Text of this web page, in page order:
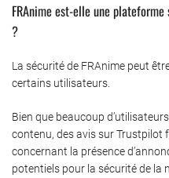
FRAnime est-elle une
?
La sécurité de FRAnime peut
certains utilisateurs.
Bien que beaucoup
contenu, des avis sur
concernant la présence
potentiels pour la sécurité de la